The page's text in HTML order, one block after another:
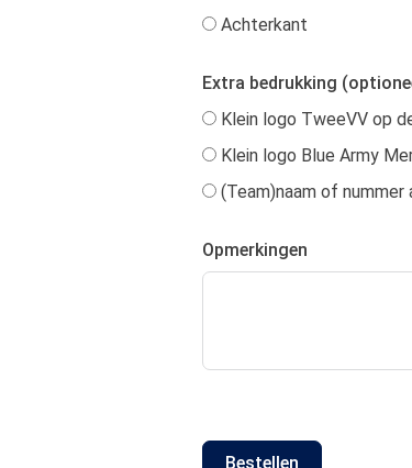
Achterkant
Extra bedrukking
Klein logo TweeVV op
Klein logo Blue Army
(Team)naam of
Opmerkingen
Bestellen